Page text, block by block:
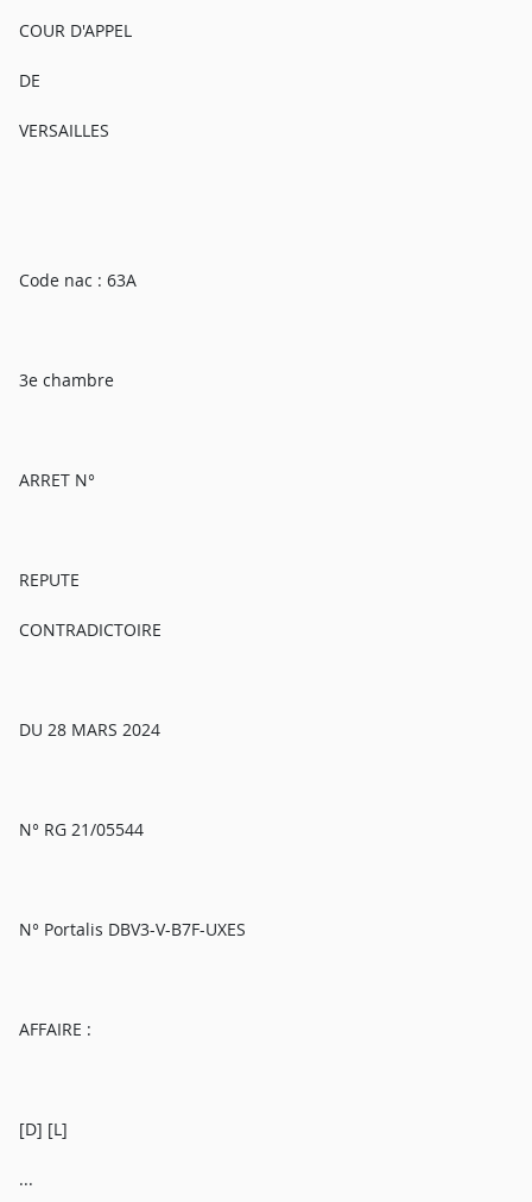
COUR D'APPEL
DE
VERSAILLES
Code nac : 63A
3e chambre
ARRET N°
REPUTE
CONTRADICTOIRE
DU 28 MARS 2024
N° RG 21/05544
N° Portalis DBV3-V-B7F-UXES
AFFAIRE :
[D] [L]
...